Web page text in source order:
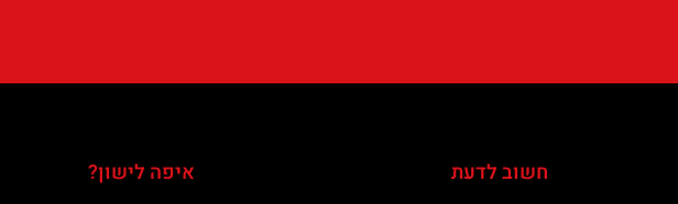
חשוב לדעת
איפה לישון?